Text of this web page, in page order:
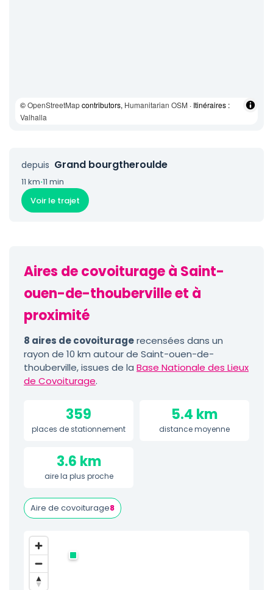
©OpenStreetMapcontributors, Humanitarian OSM · Itinéraires :
Valhalla
depuis Grand bourgtheroulde
11 km·11 min
Voir le trajet
Aires de covoiturage à Saint-
ouen-de-thouberville et à
proximité
8 aires de covoituragerecensées dans un
rayon de 10 km autour de Saint-ouen-de-
thouberville, issues de la Base Nationale des Lieux
de Covoiturage.
359
places de stationnement
5.4 km
distance moyenne
3.6 km
aire la plus proche
Aire de covoiturage8